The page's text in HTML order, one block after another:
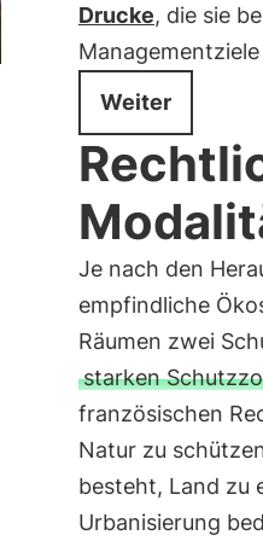
Drucke, die sie
Weiter
Je nach den
empfindliche
Räumen zwei
starken
französischen
Natur zu
besteht, Land zu
Urbanisierung